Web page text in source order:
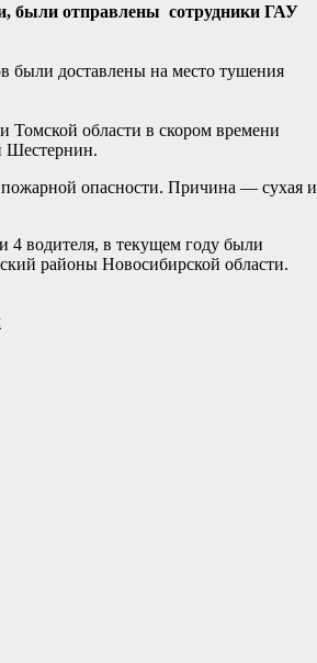
были отправлены сотрудники ГАУ
были доставлены на место тушения
Томской области в скором времени
Шестернин.
пожарной опасности. Причина — сухая и
4 водителя, в текущем году были
районы Новосибирской области.